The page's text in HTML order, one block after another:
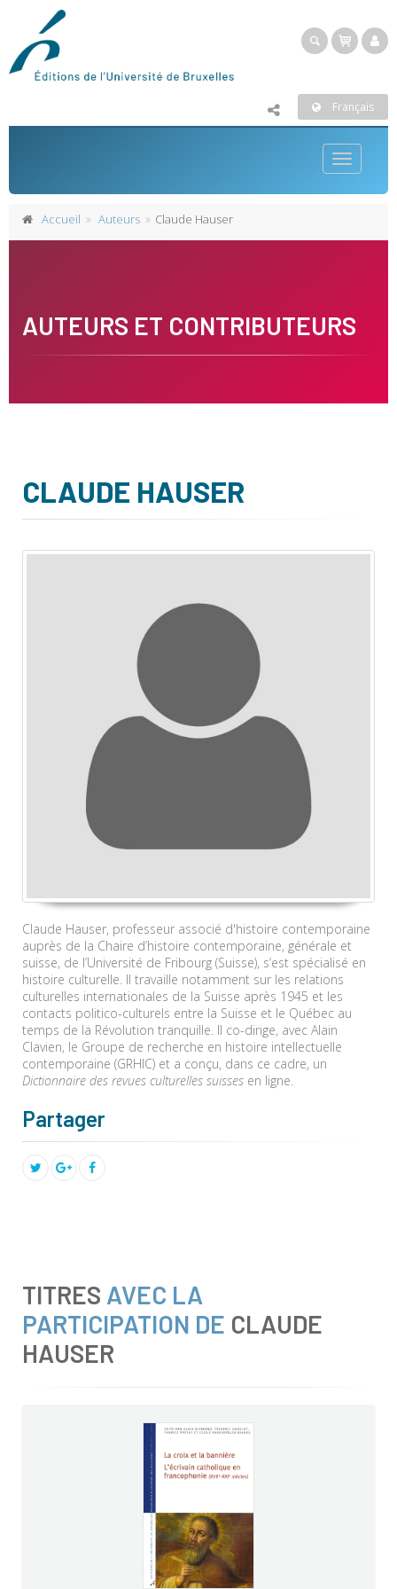
Français
Toggle
Accueil Auteurs Claude Hauser
AUTEURS ET CONTRIBUTEURS
CLAUDE HAUSER
Claude Hauser, professeur associé d'histoire contemporaine
auprès de la Chaire d’histoire contemporaine, générale et
suisse, de l’Université de Fribourg (Suisse), s’est spécialisé en
histoire culturelle. Il travaille notamment sur les relations
culturelles internationales de la Suisse après 1945 et les
contacts politico-culturels entre la Suisse et le Québec au
temps de la Révolution tranquille. Il co-dirige, avec Alain
Clavien, le Groupe de recherche en histoire intellectuelle
contemporaine (GRHIC) et a conçu, dans ce cadre, un
Dictionnaire des revues culturelles suisses en ligne.
Partager
TITRES AVEC LA
PARTICIPATION DE CLAUDE
HAUSER